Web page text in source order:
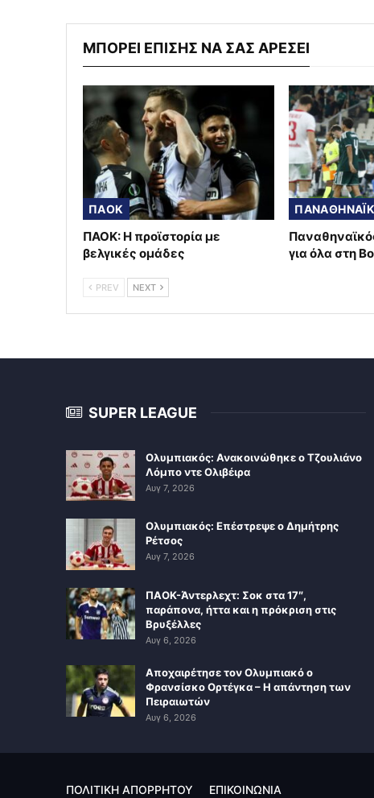
ΜΠΟΡΕΙ ΕΠΙΣΗΣ ΝΑ ΣΑΣ ΑΡΕΣΕΙ
ΠΑΟΚ
ΠΑΟΚ: Η προϊστορία με
βελγικές ομάδες
για όλα στη
PREV NEXT
SUPER LEAGUE
Ολυμπιακός: Ανακοινώθηκε ο Τζουλιάνο
Λόμπο ντε Ολιβέιρα
Αυγ 7, 2026
Ολυμπιακός: Επέστρεψε ο Δημήτρης
Ρέτσος
Αυγ 7, 2026
ΠΑΟΚ-Άντερλεχτ: Σοκ στα 17″,
παράπονα, ήττα και η πρόκριση στις
Βρυξέλλες
Αυγ 6, 2026
Αποχαιρέτησε τον Ολυμπιακό ο
Φρανσίσκο Ορτέγκα – Η απάντηση των
Πειραιωτών
Αυγ 6, 2026
ΠΟΛΙΤΙΚΗ ΑΠΟΡΡΗΤΟΥ ΕΠΙΚΟΙΝΩΝΙΑ